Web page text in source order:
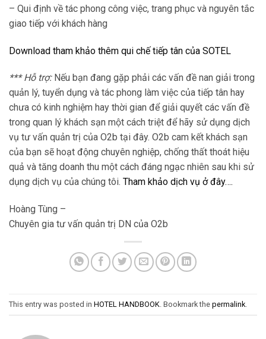
– Qui định về tác phong công việc, trang phục và nguyên tắc
giao tiếp với khách hàng
Download tham khảo thêm qui chế tiếp tân của SOTEL
*** Hỗ trợ: Nếu bạn đang gặp phải các vấn đề nan giải trong
quản lý, tuyển dụng và tác phong làm việc của tiếp tân hay
chưa có kinh nghiệm hay thời gian để giải quyết các vấn đề
trong quan lý khách sạn một cách triệt để hãy sử dụng dịch
vụ tư vấn quản trị của O2b tại đây. O2b cam kết khách sạn
của bạn sẽ hoạt động chuyên nghiệp, chống thất thoát hiệu
quả và tăng doanh thu một cách đáng ngạc nhiên sau khi sử
dụng dịch vụ của chúng tôi. Tham khảo dịch vụ ở đây….
Hoàng Tùng –
Chuyên gia tư vấn quản trị DN của O2b
This entry was posted in HOTEL HANDBOOK . Bookmark the permalink